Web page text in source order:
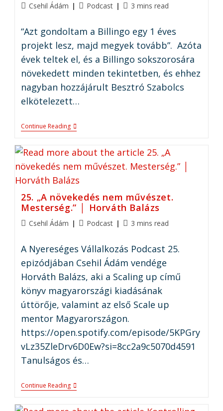
Csehil Ádám Podcast 3 mins read
“Azt gondoltam a Billingo egy 1 éves
projekt lesz, majd megyek tovább”. Azóta
évek teltek el, és a Billingo sokszorosára
növekedett minden tekintetben, és ehhez
nagyban hozzájárult Besztró Szabolcs
elkötelezett…
Continue Reading
25. „A növekedés nem művészet.
Mesterség.” │ Horváth Balázs
Csehil Ádám Podcast 3 mins read
A Nyereséges Vállalkozás Podcast 25.
epizódjában Csehil Ádám vendége
Horváth Balázs, aki a Scaling up című
könyv magyarországi kiadásának
úttörője, valamint az első Scale up
mentor Magyarországon.
https://open.spotify.com/episode/5KPGry
vLz35ZleDrv6D0Ew?si=8cc2a9c5070d4591
Tanulságos és…
Continue Reading